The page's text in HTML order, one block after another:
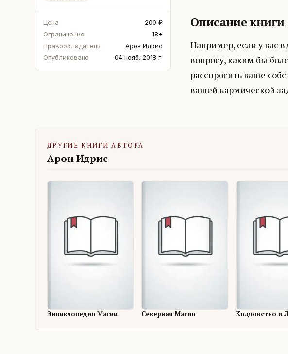
Цена
200 ₽
Ограничение
18+
Правообладатель
Арон Идрис
Опубликовано
04 нояб. 2018 г.
Описание книги
Например, если у вас
вопросу, каким бы
расспросить ваше
вашей кармической
ДРУГИЕ КНИГИ АВТОРА
Арон Идрис
Энциклопедия Магии Северная Магия Колдовство и